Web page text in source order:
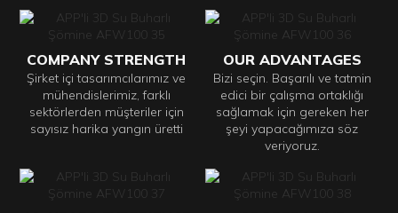
COMPANY STRENGTH
Şirket içi tasarımcılarımız ve
mühendislerimiz, farklı
sektörlerden müşteriler için
sayısız harika yangın üretti
OUR ADVANTAGES
Bizi seçin. Başarılı ve tatmin
edici bir çalışma ortaklığı
sağlamak için gereken her
şeyi yapacağımıza söz
veriyoruz.